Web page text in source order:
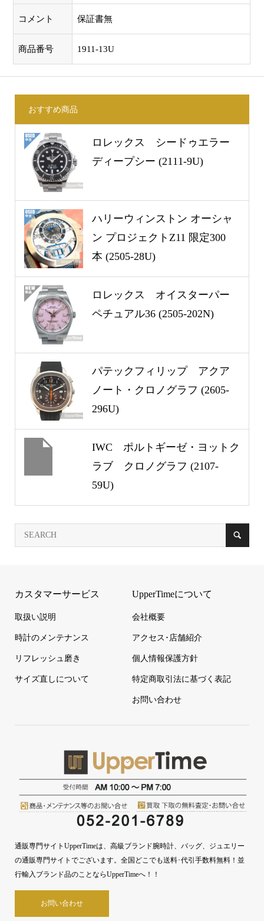
コメント 保証書無
商品番号 1911-13U
おすすめ商品
ロレックス シードゥエラー
ディープシー (2111-9U)
ハリーウィンストン オーシャ
ン プロジェクトZ11 限定300
本 (2505-28U)
ロレックス オイスターパー
ペチュアル36 (2505-202N)
パテックフィリップ アクア
ノート・クロノグラフ (2605-
296U)
IWC ポルトギーゼ・ヨットク
ラブ クロノグラフ (2107-
59U)
カスタマーサービス
取扱い説明
時計のメンテナンス
リフレッシュ磨き
サイズ直しについて
UpperTimeについて
会社概要
アクセス･店舗紹介
個人情報保護方針
特定商取引法に基づく表記
お問い合わせ
通販専門サイトUpperTimeは、高級ブランド腕時計、バッグ、ジュエリー
の通販専門サイトでございます。全国どこでも送料･代引手数料無料！並
行輸入ブランド品のことならUpperTimeへ！！
お問い合わせ